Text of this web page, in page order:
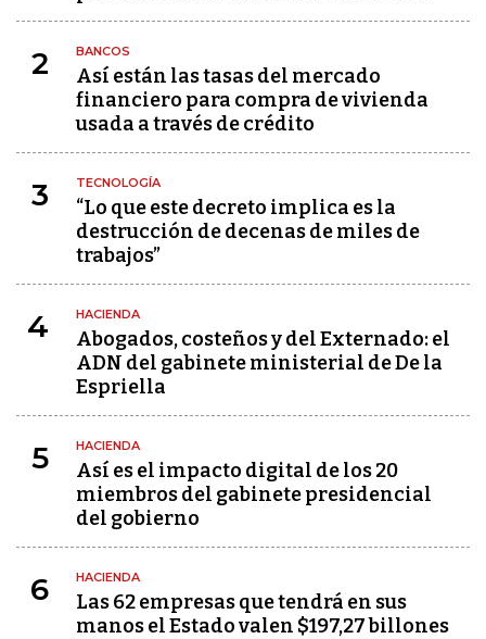
2 BANCOS
Así están las tasas del mercado
financiero para compra de vivienda
usada a través de crédito
3 TECNOLOGÍA
“Lo que este decreto implica es la
destrucción de decenas de miles de
trabajos”
4 HACIENDA
Abogados, costeños y del Externado: el
ADN del gabinete ministerial de De la
Espriella
5 HACIENDA
Así es el impacto digital de los 20
miembros del gabinete presidencial
del gobierno
6 HACIENDA
Las 62 empresas que tendrá en sus
manos el Estado valen $197,27 billones